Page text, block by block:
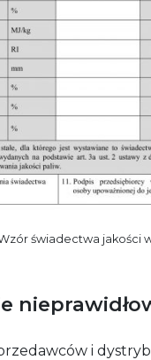
świadectwa jakości
i